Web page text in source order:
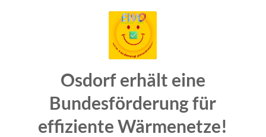
Osdorf erhält eine
Bundesförderung für
effiziente Wärmenetze!